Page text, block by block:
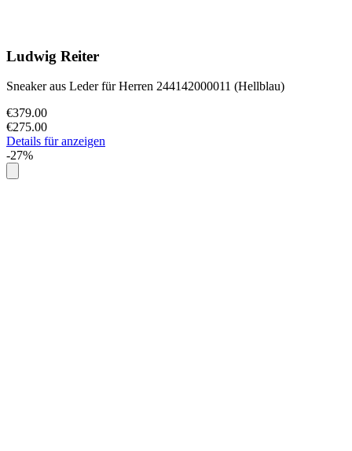
Ludwig Reiter
Sneaker aus Leder für Herren 244142000011 (Hellblau)
€379.00
€275.00
Details für anzeigen
-27%